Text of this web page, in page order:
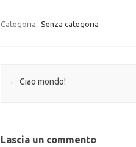
Categoria: Senza categoria
Navigazione articolo
← Ciao mondo!
Lascia un commento